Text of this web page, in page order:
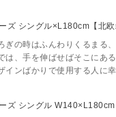
の時はふんわりくるまる
、手を伸ばせばそこにあ
ンばかりで使用する人に幸